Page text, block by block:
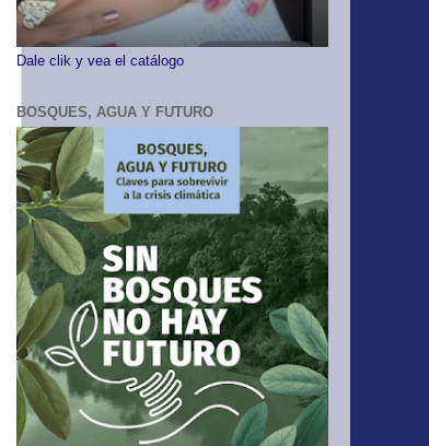
Dale clik y vea el catálogo
BOSQUES, AGUA Y FUTURO